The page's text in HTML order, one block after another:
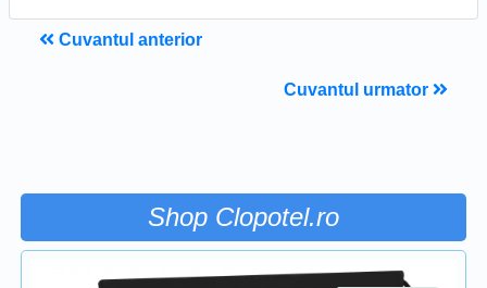
Cuvantul anterior
Cuvantul urmator
Shop Clopotel.ro